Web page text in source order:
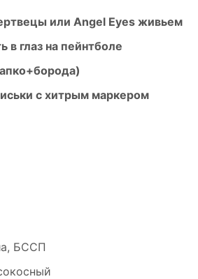
или Angel Eyes живьем
в глаз на пейнтболе
с хитрым маркером
БССП